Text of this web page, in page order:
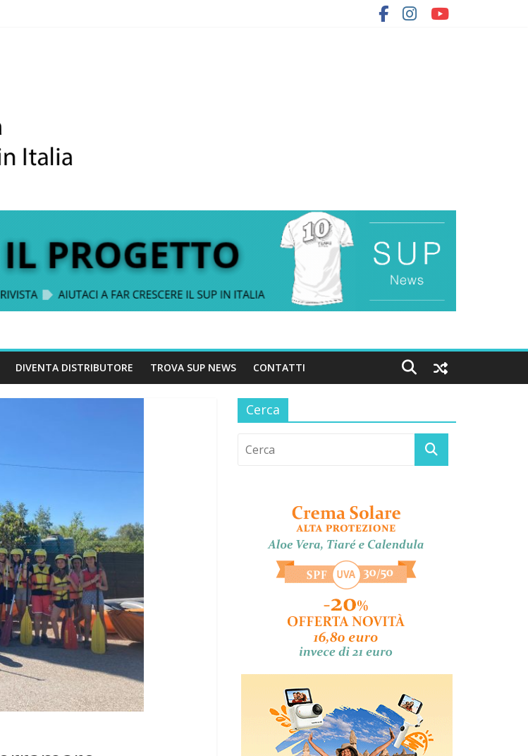
DIVENTA DISTRIBUTORE TROVA SUP NEWS CONTATTI
Cerca